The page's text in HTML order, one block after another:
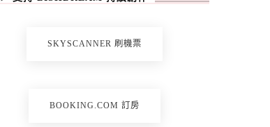
SKYSCANNER 刷機票
BOOKING.COM 訂房